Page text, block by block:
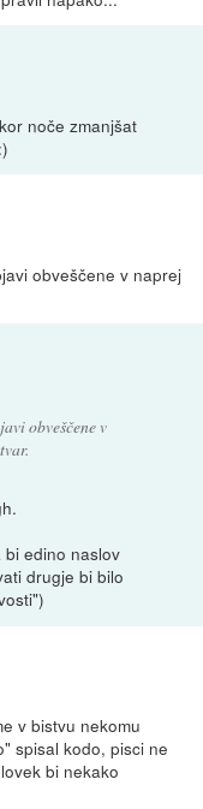
noče zmanjšat
obveščene v naprej
obveščene v
edino naslov
drugje bi bilo
v bistvu nekomu
spisal kodo, pisci ne
bi nekako